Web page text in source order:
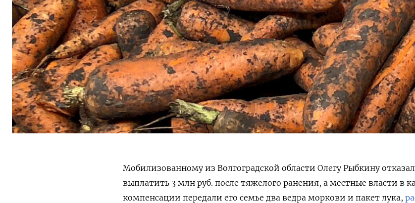
Мобилизованному из Волгоградской области Олегу Рыбкину
выплатить 3 млн руб. после тяжелого ранения, а местные власти в
компенсации передали его семье два ведра моркови и пакет лука,